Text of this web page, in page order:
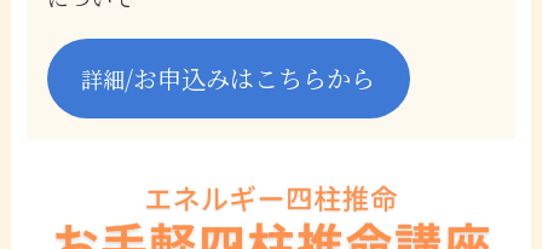
詳細/お申込みはこちらから